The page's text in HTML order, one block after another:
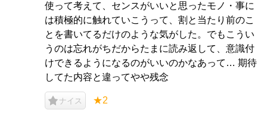
使って考えて、センスがいいと思ったモノ・事に
は積極的に触れていこうって、割と当たり前のこ
とを書いてるだけのような気がした。でもこうい
うのは忘れがちだからたまに読み返して、意識付
けできるようになるのがいいのかなあって… 期待
してた内容と違ってやや残念
ナイス ★2